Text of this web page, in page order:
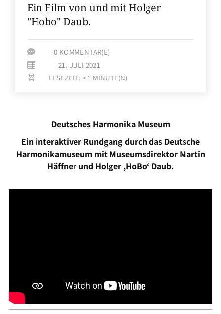
Ein Film von und mit Holger
"Hobo" Daub.
 0 KOMMENTAR(E)
 21. JULI 2021
 LESEZEIT: < 1 MINUTE(N)
Deutsches Harmonika Museum
Ein interaktiver Rundgang durch das Deutsche
Harmonikamuseum mit Museumsdirektor Martin
Häffner und Holger ‚HoBo‘ Daub.